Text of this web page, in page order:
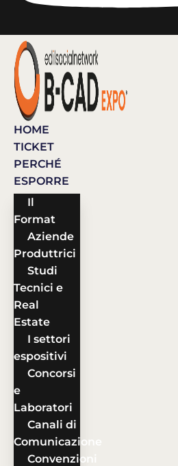
HOME
TICKET
PERCHÉ
ESPORRE
Il
Format
Aziende
Produttrici
Studi
Tecnici e
Real
Estate
I settori
espositivi
Concorsi
e
Laboratori
Canali di
Comunicazione
Convenzioni